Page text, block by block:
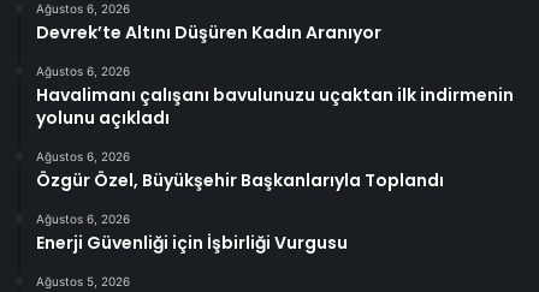
Ağustos 6, 2026
Devrek’te Altını Düşüren Kadın Aranıyor
Ağustos 6, 2026
Havalimanı çalışanı bavulunuzu uçaktan ilk indirmenin
yolunu açıkladı
Ağustos 6, 2026
Özgür Özel, Büyükşehir Başkanlarıyla Toplandı
Ağustos 6, 2026
Enerji Güvenliği için İşbirliği Vurgusu
Ağustos 5, 2026